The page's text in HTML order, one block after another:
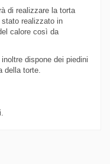
di realizzare la torta
realizzato in
calore così da
dispone dei piedini
della torte.